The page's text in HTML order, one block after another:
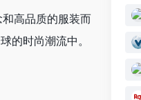
高品质的服装而
的时尚潮流中。